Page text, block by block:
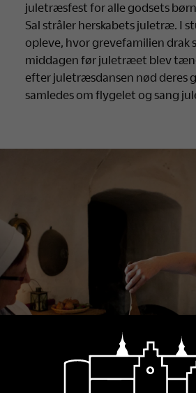
juletræsfest for alle godsets
Sal stråler herskabets juletræ. I
opleve, hvor grevefamilien drak
middagen før juletræet blev
efter juletræsdansen nød deres
samledes om flygelet og sang